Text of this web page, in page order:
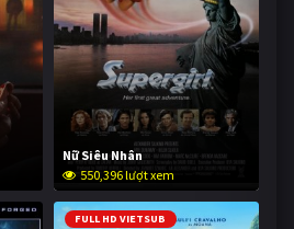
Nữ Siêu Nhân
550,396 lượt xem
FULL HD VIETSUB